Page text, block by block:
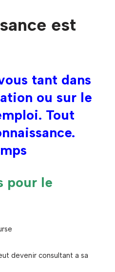
est
tant dans
ou sur le
Tout
pour le
devenir consultant a sa